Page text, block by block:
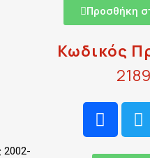
2002-
Προσθήκη
Κωδικός